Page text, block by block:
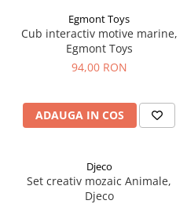
Egmont Toys
Cub interactiv motive marine,
Egmont Toys
94,00 RON
ADAUGA IN COS
Djeco
Set creativ mozaic Animale,
Djeco